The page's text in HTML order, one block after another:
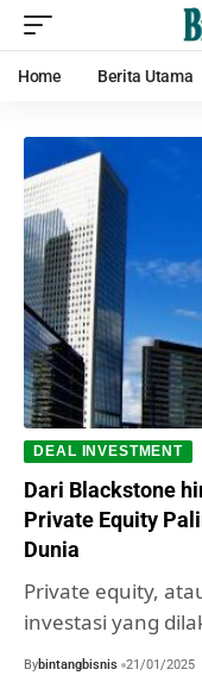
Home Berita Utama
DEAL INVESTMENT
Dari Blackstone
Private Equity
Dunia
Private equity,
investasi yang
Bybintangbisnis 21/01/2025